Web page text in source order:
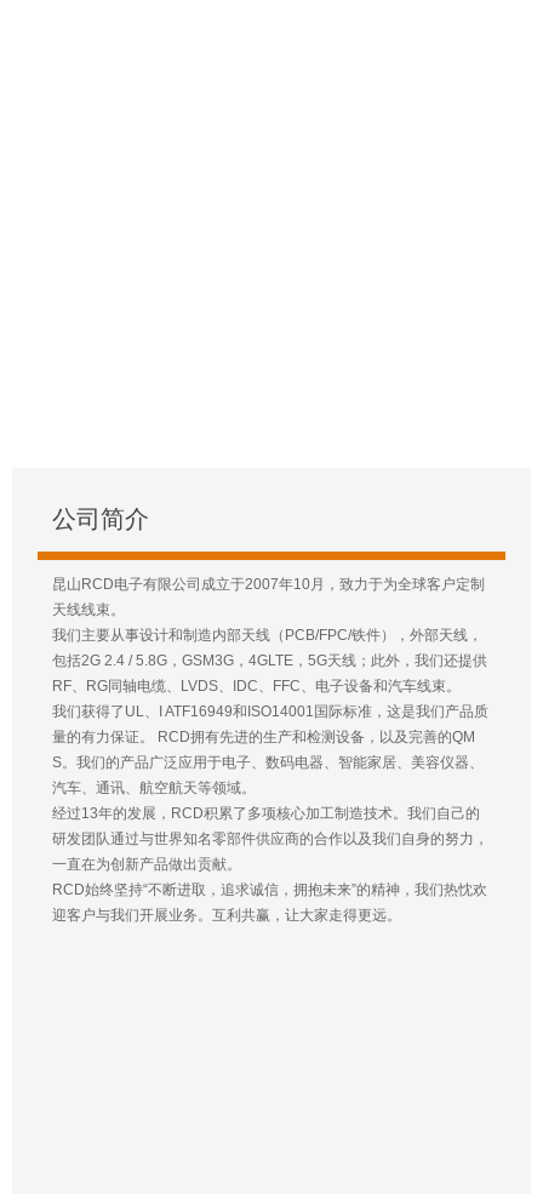
公司简介
昆山RCD电子有限公司成立于2007年10月，致力于为全球客户定制
天线线束。
我们主要从事设计和制造内部天线（PCB/FPC/铁件），外部天线，
包括2G 2.4 / 5.8G，GSM3G，4GLTE，5G天线；此外，我们还提供
RF、RG同轴电缆、LVDS、IDC、FFC、电子设备和汽车线束。
我们获得了UL、I ATF16949和ISO14001国际标准，这是我们产品质
量的有力保证。 RCD拥有先进的生产和检测设备，以及完善的QM
S。我们的产品广泛应用于电子、数码电器、智能家居、美容仪器、
汽车、通讯、航空航天等领域。
经过13年的发展，RCD积累了多项核心加工制造技术。我们自己的
研发团队通过与世界知名零部件供应商的合作以及我们自身的努力，
一直在为创新产品做出贡献。
RCD始终坚持“不断进取，追求诚信，拥抱未来”的精神，我们热忱欢
迎客户与我们开展业务。互利共赢，让大家走得更远。